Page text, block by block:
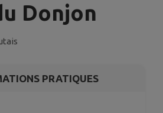
Donjon
PRATIQUES